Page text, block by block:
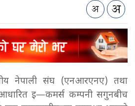
नेपाली संघ (एनआरएनए) तथा
इ—कमर्स कम्पनी सगुनबीच